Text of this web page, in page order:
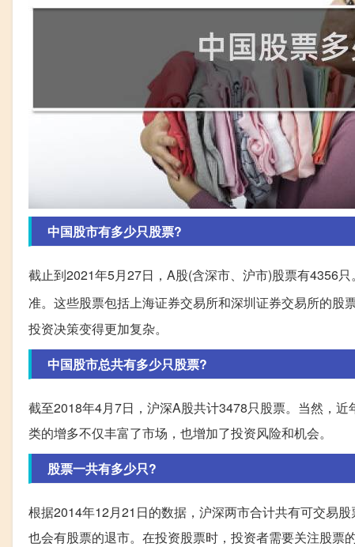
中国股市有多少只股票?
截止到2021年5月27日，A股(含深市、沪市)股票有4356
准。这些股票包括上海证券交易所和深圳证券交易所的股
投资决策变得更加复杂。
中国股市总共有多少只股票?
截至2018年4月7日，沪深A股共计3478只股票。当然，
类的增多不仅丰富了市场，也增加了投资风险和机会。
股票一共有多少只?
根据2014年12月21日的数据，沪深两市合计共有可交易
也会有股票的退市。在投资股票时，投资者需要关注股票